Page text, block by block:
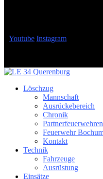
Youtube Instagram
Löschzug
Mannschaft
Ausrückebereich
Chronik
Partnerfeuerwehren
Feuerwehr
Kontakt
Technik
Fahrzeuge
Ausrüstung
Einsätze